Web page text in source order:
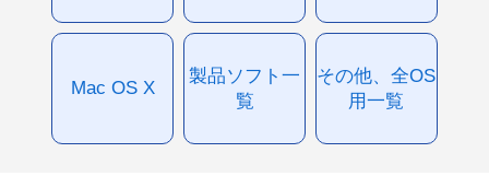
Mac OS X
製品ソフト一
覧
その他、全OS
用一覧